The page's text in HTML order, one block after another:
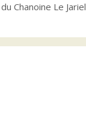
Chanoine Le Jariel